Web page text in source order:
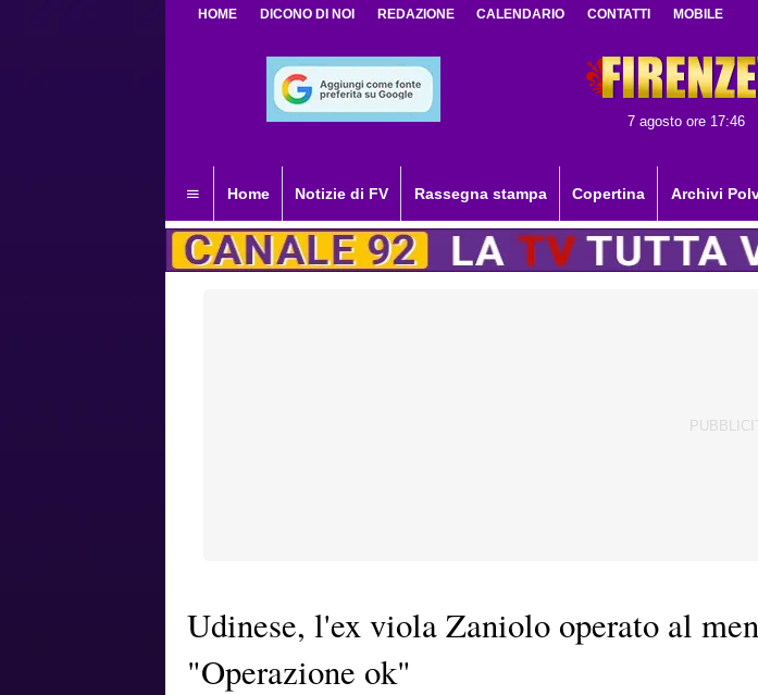
HOME DICONO DI NOI REDAZIONE CALENDARIO CONTATTI MOBILE
7 agosto ore 17:46
Home Notizie di FV Rassegna stampa Copertina Archivi
Udinese, l'ex viola Zaniolo operato al
"Operazione ok"